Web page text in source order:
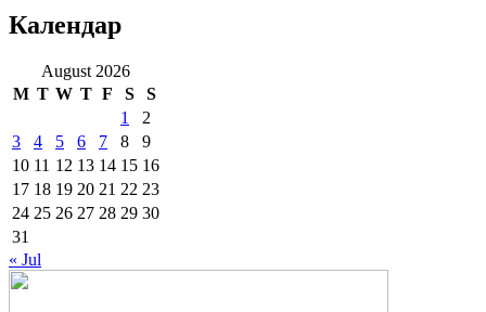
Календар
August 2026
M T W T F S
S
1
2
3
4 5 6 7 8
9
10 11 12 13 14 15 16
17 18 19 20 21 22 23
24 25 26 27 28 29 30
31
« Jul